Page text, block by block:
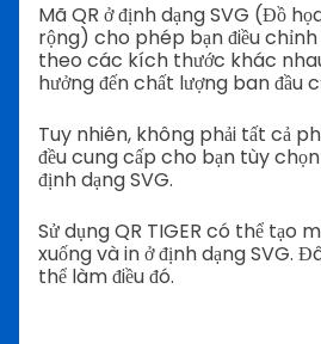
Mã QR ở định dạng SVG (Đồ
rộng) cho phép bạn điều
theo các kích thước khác
hưởng đến chất lượng ban đầu
Tuy nhiên, không phải tất cả
đều cung cấp cho bạn tùy
định dạng SVG.
Sử dụng QR TIGER có thể tạo
xuống và in ở định dạng SVG.
thể làm điều đó.